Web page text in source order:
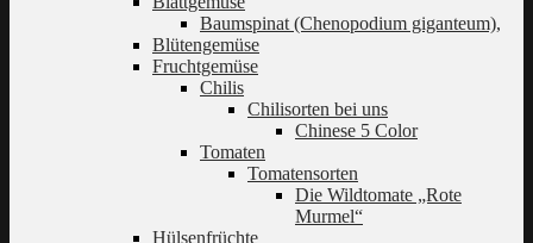
Baumspinat (Chenopodium giganteum),
Blütengemüse
Fruchtgemüse
Chilis
Chilisorten bei uns
Chinese 5 Color
Tomaten
Tomatensorten
Die Wildtomate „Rote
Murmel“
Hülsenfrüchte